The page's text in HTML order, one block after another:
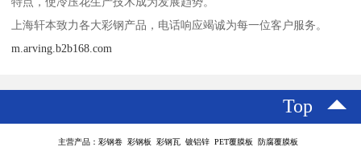
上海轩本致力各大彩钢产品，电话响应竭诚为每一位客户服务。
m.arving.b2b168.com
Top
主营产品：彩钢卷 彩钢板 彩钢瓦 镀铝锌 PET覆膜板 防腐覆膜板